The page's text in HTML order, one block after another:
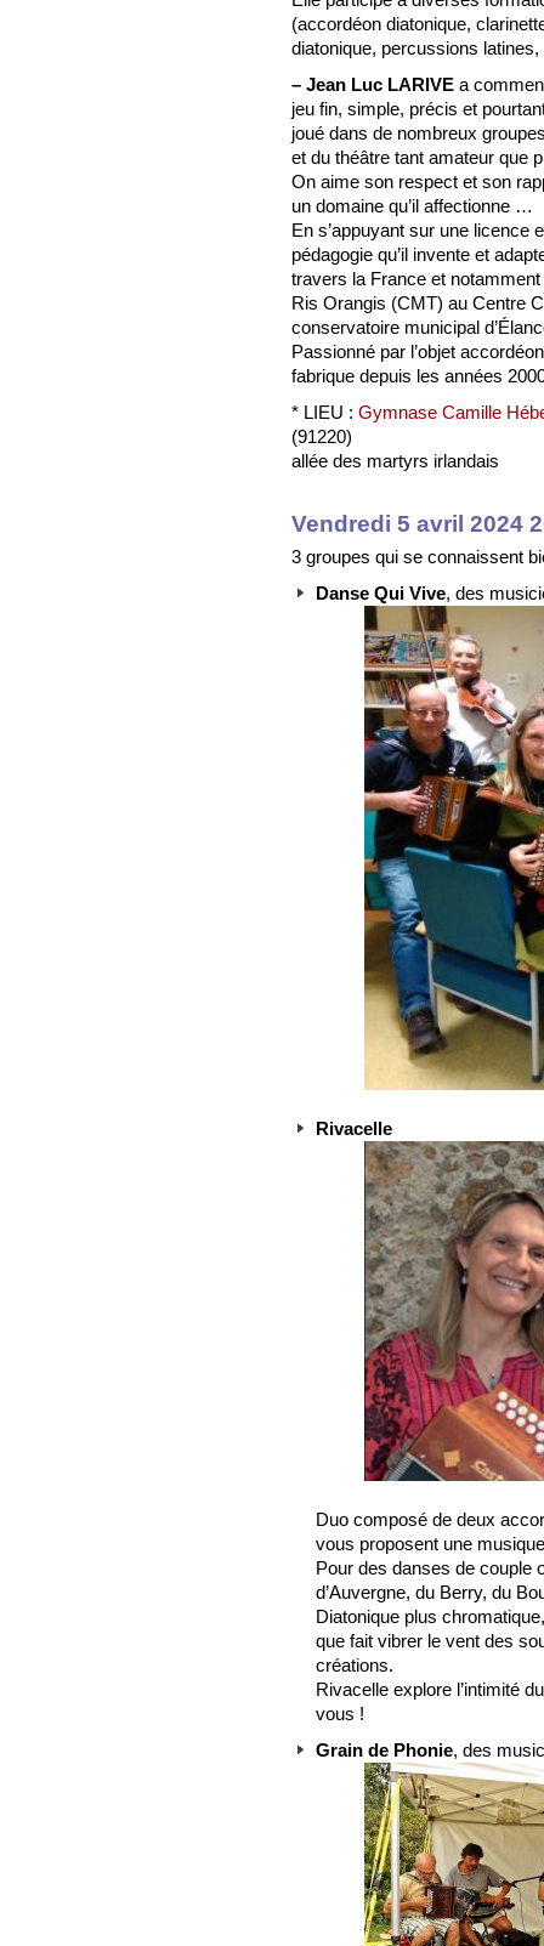
(accordéon diatonique,
diatonique, percussions
– Jean Luc LARIVE a
jeu fin, simple, précis et
joué dans de nombreux
et du théâtre tant amateur que
On aime son respect et son
un domaine qu’il affectionne …
En s’appuyant sur une licence
pédagogie qu’il invente et
travers la France et
Ris Orangis (CMT) au Centre
conservatoire municipal
Passionné par l’objet
fabrique depuis les années
* LIEU : Gymnase Camille
(91220)
allée des martyrs irlandais
Vendredi 5 avril 2024
3 groupes qui se connaissent
Danse Qui Vive, des
Rivacelle
Duo composé de deux
vous proposent une
Pour des danses de couple
d’Auvergne, du Berry, du
Diatonique plus
que fait vibrer le vent des
créations.
Rivacelle explore l’intimité
vous !
Grain de Phonie, des